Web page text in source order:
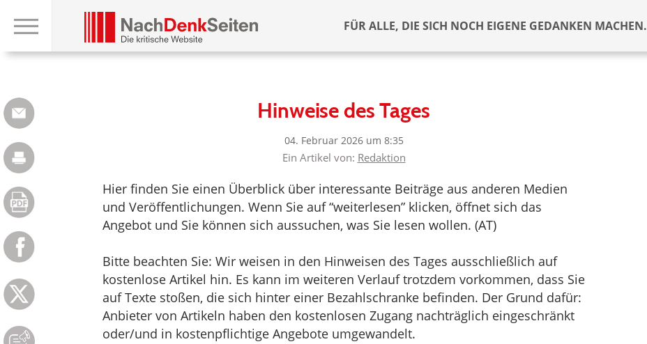
FÜR ALLE, DIE SICH NOCH EIGENE GEDANKEN MACHEN.
Hinweise des Tages
04. Februar 2026 um 8:35
Ein Artikel von: Redaktion
Hier finden Sie einen Überblick über interessante Beiträge aus anderen Medien
und Veröffentlichungen. Wenn Sie auf “weiterlesen” klicken, öffnet sich das
Angebot und Sie können sich aussuchen, was Sie lesen wollen. (AT)
Bitte beachten Sie: Wir weisen in den Hinweisen des Tages ausschließlich auf
kostenlose Artikel hin. Es kann im weiteren Verlauf trotzdem vorkommen, dass Sie
auf Texte stoßen, die sich hinter einer Bezahlschranke befinden. Der Grund dafür:
Anbieter von Artikeln haben den kostenlosen Zugang nachträglich eingeschränkt
oder/und in kostenpflichtige Angebote umgewandelt.